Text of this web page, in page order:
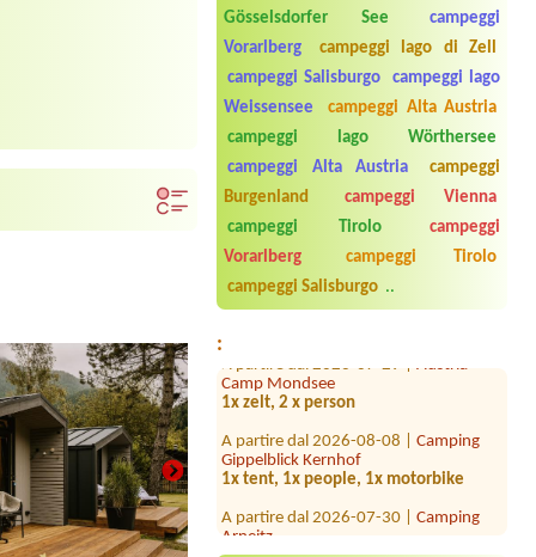
Gösselsdorfer See
campeggi
Vorarlberg
campeggi lago di Zell
campeggi Salisburgo
campeggi lago
Weissensee
campeggi Alta Austria
campeggi lago Wörthersee
campeggi Alta Austria
campeggi
Burgenland
campeggi Vienna
campeggi Tirolo
campeggi
Vorarlberg
campeggi Tirolo
campeggi Salisburgo ..
:
A partire dal 2026-08-17 |
Strandcafé
Leimüller Camping
1 x Stellplatz 1 Persom
A partire dal 2026-09-03 | AUFENFELD
1 x für 2 Erwachsene und 2 Kinder
Camp Mondsee
1x zelt, 2 x person
A partire dal 2026-08-08 |
1x tent, 1x people, 1x motorbike
A partire dal 2026-07-30 |Camping
A partire dal 2026-07-31 |